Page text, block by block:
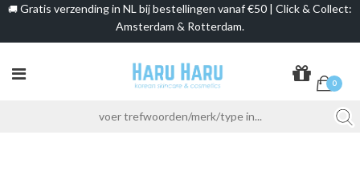
🚚 Gratis verzending in NL bij bestellingen vanaf €50 | Click & Collect:
Amsterdam & Rotterdam.
0